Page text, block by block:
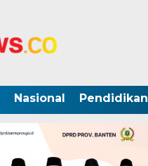
Nasional Pendidikan